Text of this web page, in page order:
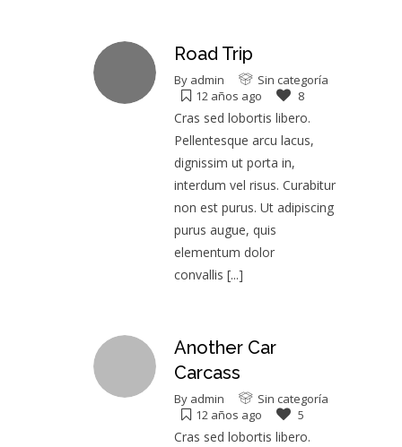
Road Trip
By admin
Sin categoría
12 años ago
8
Cras sed lobortis libero.
Pellentesque arcu lacus,
dignissim ut porta in,
interdum vel risus. Curabitur
non est purus. Ut adipiscing
purus augue, quis
elementum dolor
convallis [...]
Another Car
Carcass
By admin
Sin categoría
12 años ago
5
Cras sed lobortis libero.